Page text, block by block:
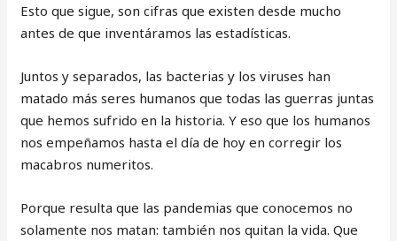
Esto que sigue, son cifras que existen desde mucho
antes de que inventáramos las estadísticas.
Juntos y separados, las bacterias y los viruses han
matado más seres humanos que todas las guerras juntas
que hemos sufrido en la historia. Y eso que los humanos
nos empeñamos hasta el día de hoy en corregir los
macabros numeritos.
Porque resulta que las pandemias que conocemos no
solamente nos matan: también nos quitan la vida. Que